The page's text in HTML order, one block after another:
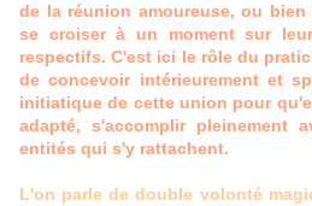
de la réunion amoureuse, ou
se croiser à un moment sur
respectifs. C'est ici le rôle du
de concevoir intérieurement et
initiatique de cette union pour
adapté, s'accomplir pleinement
entités qui s'y rattachent.
L'on parle de double volonté